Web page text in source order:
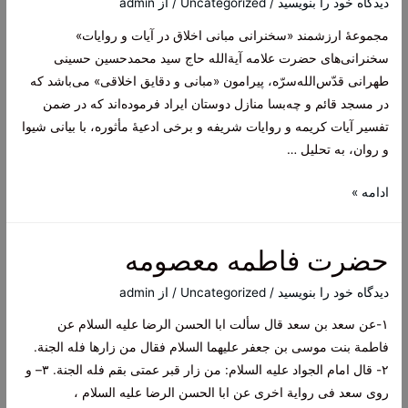
ونظام
اجتماعی
مجموعۀ ارزشمند «سخنرانی مبانی اخلاق در آیات و روایات»
سخنرانی‌های حضرت علامه آیة‌الله حاج سید محمدحسین حسینی
طهرانی قدّس‌الله‌سرّه، پیرامون «مبانی و دقایق اخلاقی» می‌باشد که
در مسجد قائم و چه‌بسا منازل دوستان ایراد فرموده‌اند که در ضمن
تفسیر آیات کریمه و روایات شریفه و برخی ادعیۀ مأثوره، با بیانی شیوا
و روان، به تحلیل …
سخنرانی‌های
آیة‌الله
حاج
محمدحسین
حسینی
طهرانی
قدّس‌الله‌سرّه
ادامه »
حضرت فاطمه معصومه
دیدگاه‌ خود را بنویسید /
Uncategorized / از admin
١-عن سعد بن سعد قال سألت ابا الحسن الرضا علیه السلام عن
فاطمة بنت موسی بن جعفر علیهما السلام فقال من زارها فله الجنة.
٢- قال امام الجواد علیه السلام: من زار قبر عمتی بقم فله الجنة. ٣– و
روی سعد فی روایة اخری عن ابا الحسن الرضا علیه السلام ،